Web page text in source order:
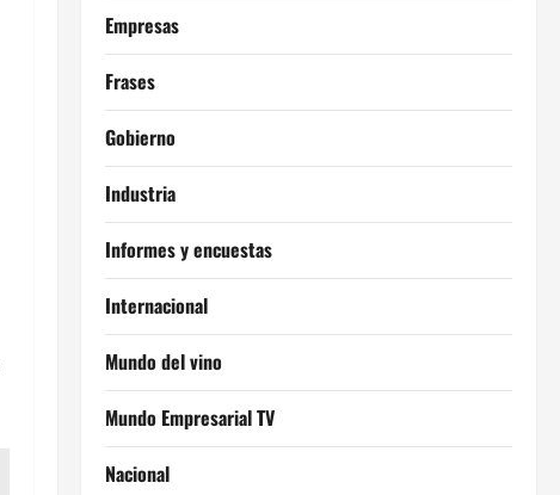
Empresas
Frases
Gobierno
Industria
Informes y encuestas
Internacional
Mundo del vino
Mundo Empresarial TV
Nacional